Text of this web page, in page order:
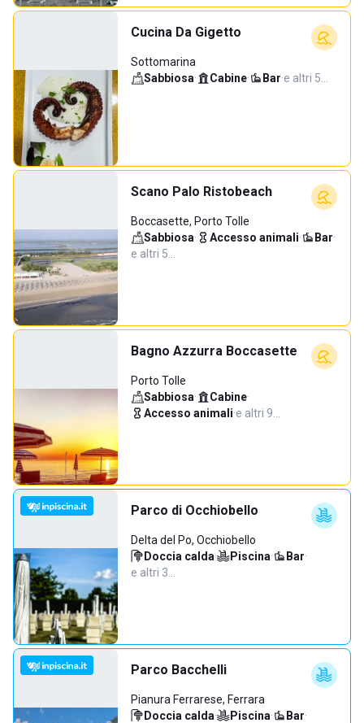
Cucina Da Gigetto
Sottomarina
Sabbiosa· Cabine· Bar·e altri 5…
Scano Palo Ristobeach
Boccasette, Porto Tolle
Sabbiosa· Accesso animali· Bar·
e altri 5…
Bagno Azzurra Boccasette
Porto Tolle
Sabbiosa· Cabine·
Accesso animali·e altri 9…
Parco di Occhiobello
Delta del Po, Occhiobello
Doccia calda· Piscina· Bar·
e altri 3…
Parco Bacchelli
Pianura Ferrarese, Ferrara
Doccia calda· Piscina· Bar·